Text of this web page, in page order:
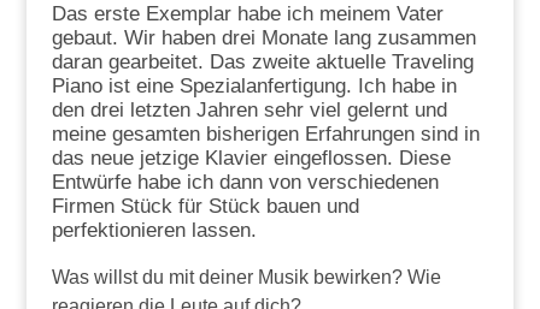
Das erste Exemplar habe ich meinem Vater
gebaut. Wir haben drei Monate lang zusammen
daran gearbeitet. Das zweite aktuelle Traveling
Piano ist eine Spezialanfertigung. Ich habe in
den drei letzten Jahren sehr viel gelernt und
meine gesamten bisherigen Erfahrungen sind in
das neue jetzige Klavier eingeflossen. Diese
Entwürfe habe ich dann von verschiedenen
Firmen Stück für Stück bauen und
perfektionieren lassen.
Was willst du mit deiner Musik bewirken? Wie